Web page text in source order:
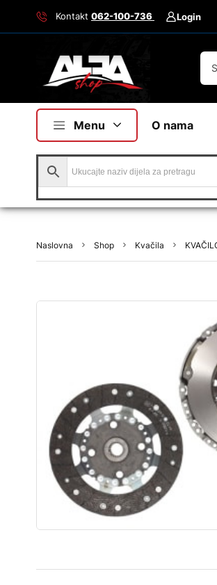
Kontakt 062-100-736 Login
Menu O nama
Naslovna Shop Kvačila